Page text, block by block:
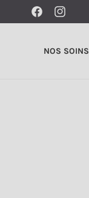
passer au
contenu
FacebookInstagram
NOS SOINS